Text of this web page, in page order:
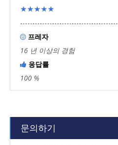
★★★★★
----------------------------------------
 프레자
16 년 이상의 경험
 응답률
100 %
문의하기